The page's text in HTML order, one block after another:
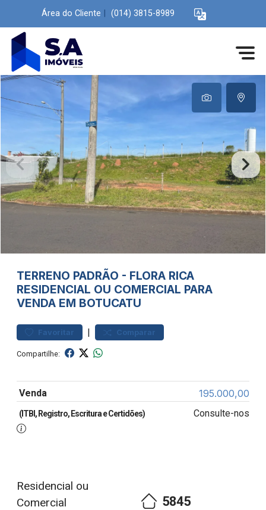
Área do Cliente (014) 3815-8989
TERRENO PADRÃO - FLORA RICA
RESIDENCIAL OU COMERCIAL PARA
VENDA EM BOTUCATU
Favoritar | Comparar
Compartilhe:
Venda 195.000,00
(ITBI, Registro, Escritura e Certidões) Consulte-nos
Residencial ou
Comercial
5845